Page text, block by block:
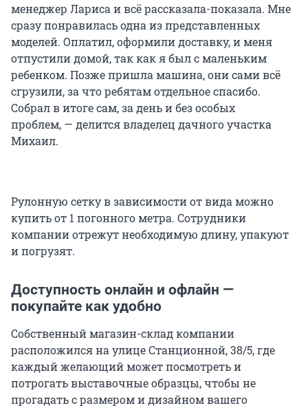
менеджер Лариса и всё рассказала-показала. Мне
сразу понравилась одна из представленных
моделей. Оплатил, оформили доставку, и меня
отпустили домой, так как я был с маленьким
ребенком. Позже пришла машина, они сами всё
сгрузили, за что ребятам отдельное спасибо.
Собрал в итоге сам, за день и без особых
проблем, — делится владелец дачного участка
Михаил.
Рулонную сетку в зависимости от вида можно
купить от 1 погонного метра. Сотрудники
компании отрежут необходимую длину, упакуют
и погрузят.
Доступность онлайн и офлайн —
покупайте как удобно
Собственный магазин-склад компании
расположился на улице Станционной, 38/5, где
каждый желающий может посмотреть и
потрогать выставочные образцы, чтобы не
прогадать с размером и дизайном вашего